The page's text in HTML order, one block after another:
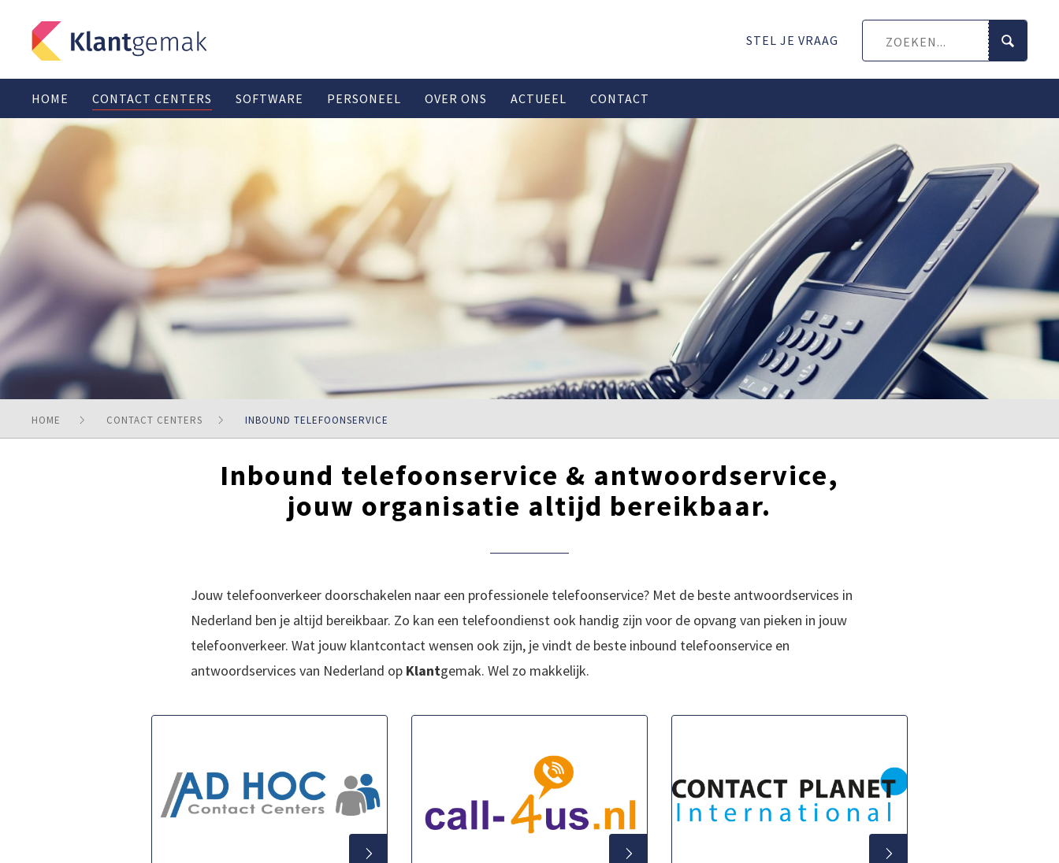
STEL JE VRAAG
HOME CONTACT CENTERS SOFTWARE PERSONEEL OVER ONS ACTUEEL CONTACT
HOME CONTACT CENTERS INBOUND TELEFOONSERVICE
Inbound telefoonservice & antwoordservice,
jouw organisatie altijd bereikbaar.
Jouw telefoonverkeer doorschakelen naar een professionele telefoonservice? Met de beste antwoordservices in
Nederland ben je altijd bereikbaar. Zo kan een telefoondienst ook handig zijn voor de opvang van pieken in jouw
telefoonverkeer. Wat jouw klantcontact wensen ook zijn, je vindt de beste inbound telefoonservice en
antwoordservices van Nederland op Klantgemak. Wel zo makkelijk.